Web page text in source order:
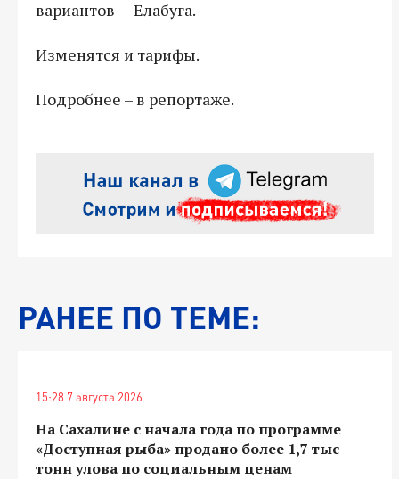
вариантов — Елабуга.
Изменятся и тарифы.
Подробнее – в репортаже.
РАНЕЕ ПО ТЕМЕ:
15:28 7 августа 2026
На Сахалине с начала года по программе
«Доступная рыба» продано более 1,7 тыс
тонн улова по социальным ценам